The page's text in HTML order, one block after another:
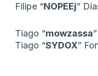
Filipe “NOPEEj”
Tiago “mowzassa
Tiago “SYDOX”